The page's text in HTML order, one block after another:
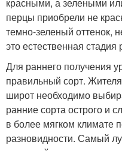
перцы приобрели не
темно-зеленый оттенок,
это естественная стадия
Для раннего получения
правильный сорт.
широт необходимо
ранние сорта острого и
в более мягком климате
разновидности. Самый